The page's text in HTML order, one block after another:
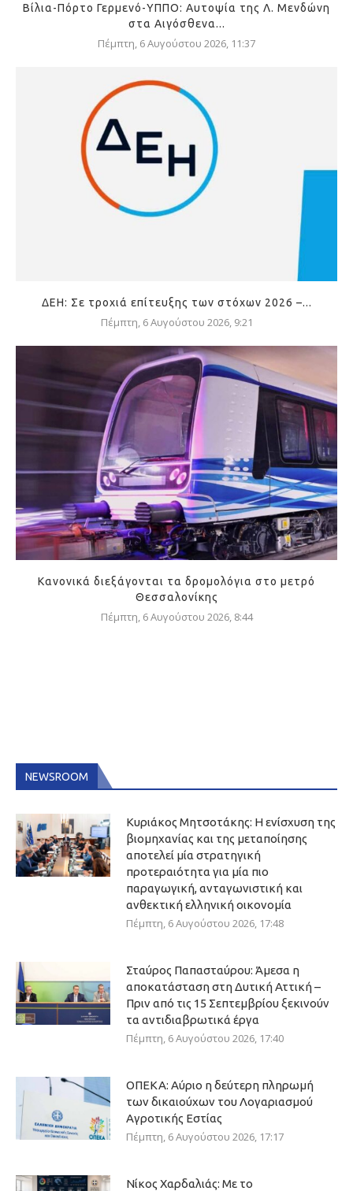
Βίλια-Πόρτο Γερμενό-ΥΠΠΟ: Αυτοψία της Λ. Μενδώνη
στα Αιγόσθενα...
Πέμπτη, 6 Αυγούστου 2026, 11:37
ΔΕΗ: Σε τροχιά επίτευξης των στόχων 2026 –...
Πέμπτη, 6 Αυγούστου 2026, 9:21
Κανονικά διεξάγονται τα δρομολόγια στο μετρό
Θεσσαλονίκης
Πέμπτη, 6 Αυγούστου 2026, 8:44
NEWSROOM
Κυριάκος Μητσοτάκης: Η ενίσχυση της
βιομηχανίας και της μεταποίησης
αποτελεί μία στρατηγική
προτεραιότητα για μία πιο
παραγωγική, ανταγωνιστική και
ανθεκτική ελληνική οικονομία
Πέμπτη, 6 Αυγούστου 2026, 17:48
Σταύρος Παπασταύρου: Άμεσα η
αποκατάσταση στη Δυτική Αττική –
Πριν από τις 15 Σεπτεμβρίου ξεκινούν
τα αντιδιαβρωτικά έργα
Πέμπτη, 6 Αυγούστου 2026, 17:40
ΟΠΕΚΑ: Αύριο η δεύτερη πληρωμή
των δικαιούχων του Λογαριασμού
Αγροτικής Εστίας
Πέμπτη, 6 Αυγούστου 2026, 17:17
Νίκος Χαρδαλιάς: Με το